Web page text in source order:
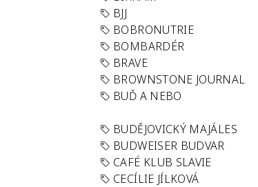
BJJ
BOBRONUTRIE
BOMBARDÉR
BRAVE
BROWNSTONE JOURNAL
BUĎ A NEBO
BUDĚJOVICKÝ MAJÁLES
BUDWEISER BUDVAR
CAFÉ KLUB SLAVIE
CECÍLIE JÍLKOVÁ